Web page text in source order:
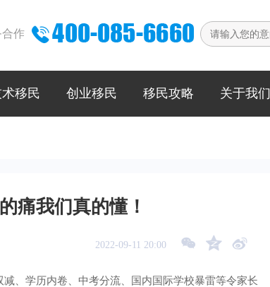
作 
移民 创业移民 移民攻略 关于我们
痛我们真的懂！
  
2022-09-11 20:00
、学历内卷、中考分流、国内国际学校暴雷等令家长